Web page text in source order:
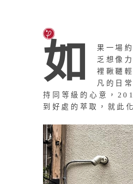
如
果一場
乏想像
裡鞦韆
凡的日
持同等級的心意，
到好處的萃取，就此